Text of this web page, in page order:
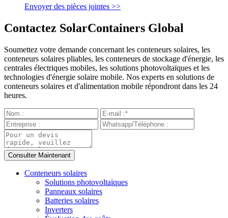
Envoyer des pièces jointes >>
Contactez SolarContainers Global
Soumettez votre demande concernant les conteneurs solaires, les
conteneurs solaires pliables, les conteneurs de stockage d'énergie, les
centrales électriques mobiles, les solutions photovoltaïques et les
technologies d'énergie solaire mobile. Nos experts en solutions de
conteneurs solaires et d'alimentation mobile répondront dans les 24
heures.
Conteneurs solaires
Solutions photovoltaïques
Panneaux solaires
Batteries solaires
Inverters